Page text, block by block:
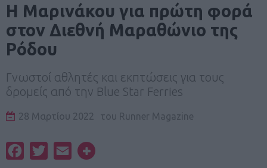
Η Μαρινάκου για πρώτη φορά
στον Διεθνή Μαραθώνιο της
Ρόδου
Γνωστοί αθλητές και εκπτώσεις για τους
δρομείς από την Blue Star Ferries
28 Μαρτίου 2022 του Runner Magazine
FacebookTwitterEmail